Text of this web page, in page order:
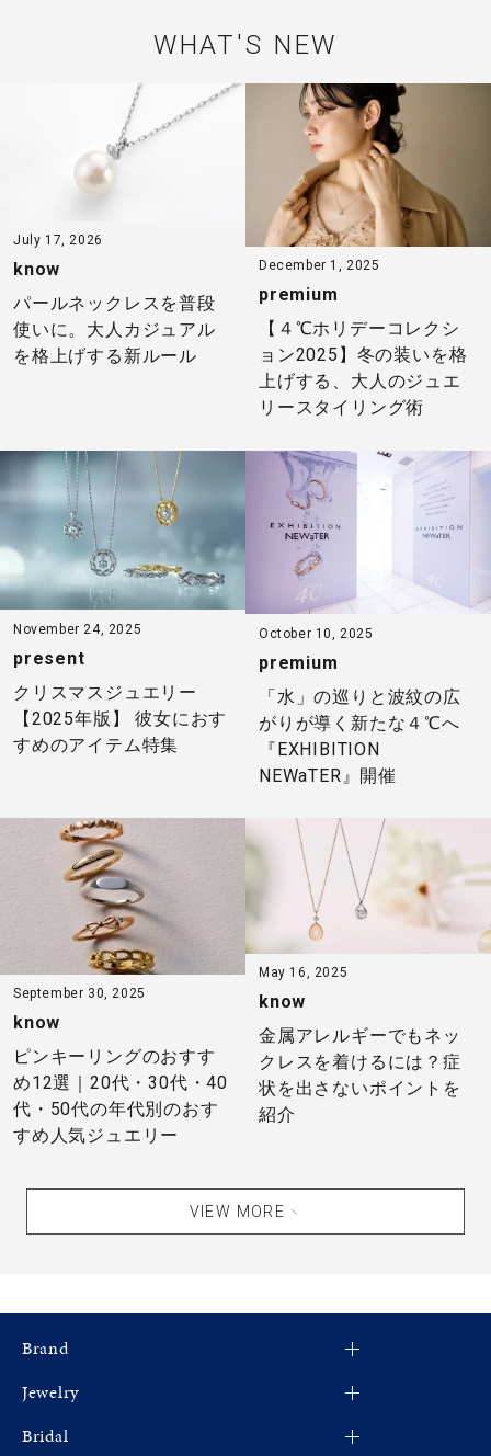
WHAT'S NEW
July 17, 2026
know
パールネックレスを普段
使いに。大人カジュアル
を格上げする新ルール
December 1, 2025
premium
【４℃ホリデーコレクシ
ョン2025】冬の装いを格
上げする、大人のジュエ
リースタイリング術
November 24, 2025
present
クリスマスジュエリー
【2025年版】 彼女におす
すめのアイテム特集
October 10, 2025
premium
「水」の巡りと波紋の広
がりが導く新たな４℃へ
『EXHIBITION
NEWaTER』開催
September 30, 2025
know
ピンキーリングのおすす
め12選｜20代・30代・40
代・50代の年代別のおす
すめ人気ジュエリー
May 16, 2025
know
金属アレルギーでもネッ
クレスを着けるには？症
状を出さないポイントを
紹介
VIEW MORE
Brand
4℃
CANAL 4℃
Bridal
Jewelry
すべてのジュエリー